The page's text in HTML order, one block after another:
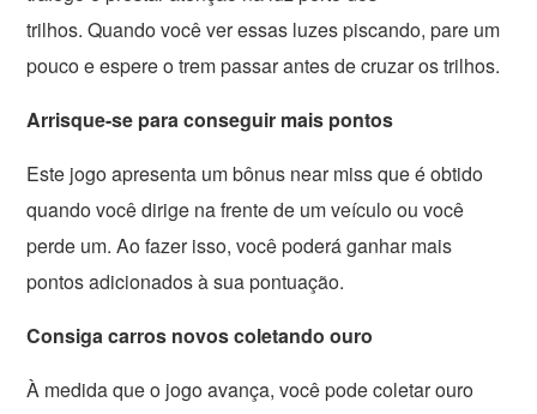
trilhos. Quando você ver essas luzes piscando, pare um
pouco e espere o trem passar antes de cruzar os trilhos.
Arrisque-se para conseguir mais pontos
Este jogo apresenta um bônus near miss que é obtido
quando você dirige na frente de um veículo ou você
perde um. Ao fazer isso, você poderá ganhar mais
pontos adicionados à sua pontuação.
Consiga carros novos coletando ouro
À medida que o jogo avança, você pode coletar ouro